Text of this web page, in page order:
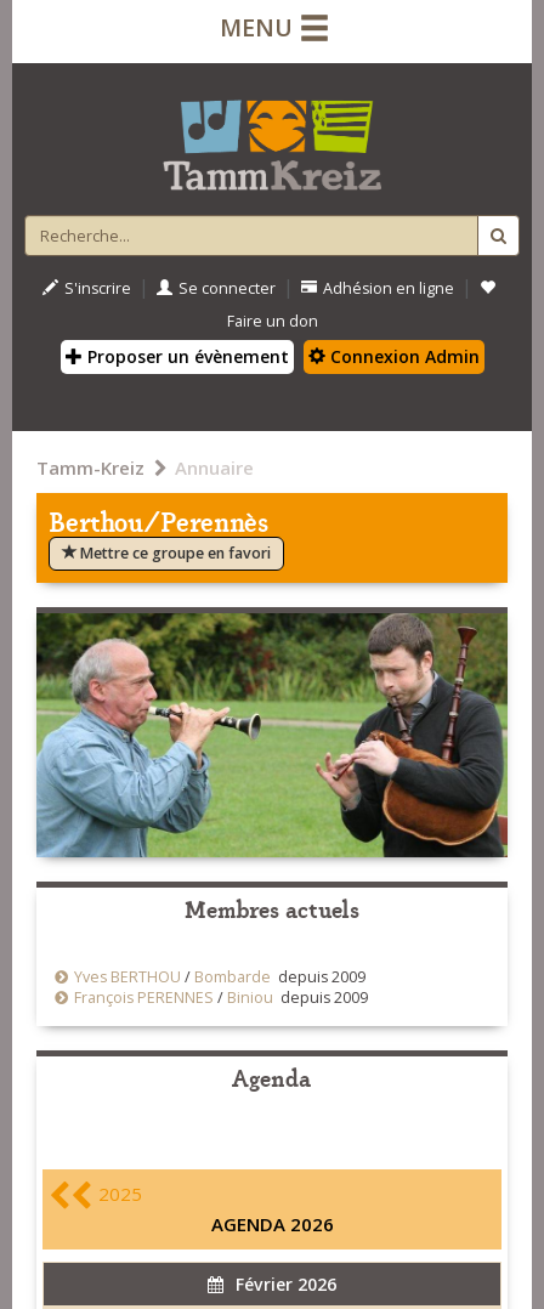
MENU
S'inscrire | Se connecter | Adhésion en ligne |
Faire un don
Proposer un évènement Connexion Admin
Tamm-Kreiz Annuaire
Berthou/Perennès
Mettre ce groupe en favori
Membres actuels
Yves BERTHOU / Bombarde depuis 2009
François PERENNES / Biniou depuis 2009
Agenda
2025
AGENDA 2026
Février 2026